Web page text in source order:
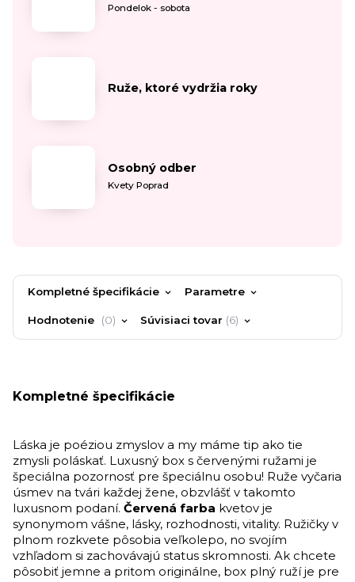
Pondelok - sobota
Ruže, ktoré vydržia roky
Osobný odber
Kvety Poprad
Kompletné špecifikácie Parametre
Hodnotenie 0 Súvisiaci tovar 6
Kompletné špecifikácie
Láska je poéziou zmyslov a my máme tip ako tie
zmysli poláskať. Luxusný box s červenými ružami je
špeciálna pozornosť pre špeciálnu osobu! Ruže vyčaria
úsmev na tvári každej žene, obzvlášť v takomto
luxusnom podaní. Červená farba kvetov je
synonymom vášne, lásky, rozhodnosti, vitality. Ružičky v
plnom rozkvete pôsobia veľkolepo, no svojím
vzhľadom si zachovávajú status skromnosti. Ak chcete
pôsobiť jemne a pritom originálne, box plný ruží je pre